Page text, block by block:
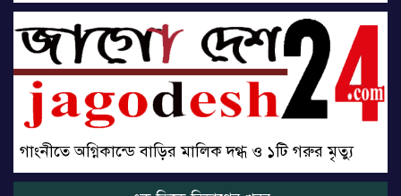
গাংনীতে অগ্নিকান্ডে বাড়ির মালিক দগ্ধ ও ১টি গরুর মৃত্যু